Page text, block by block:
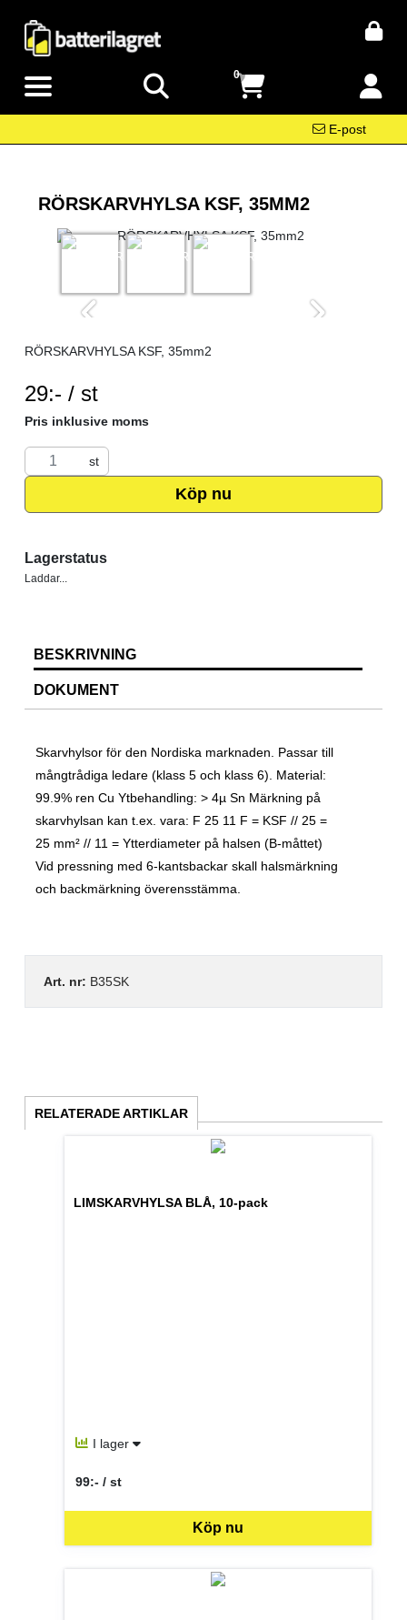
0
E-post
RÖRSKARVHYLSA KSF, 35MM2
RÖRSKARVHYLSA KSF, 35mm2
29:- / stSEK per ST
Pris inklusive moms
st
Köp nu
Lagerstatus
Laddar...
BESKRIVNING
DOKUMENT
Skarvhylsor för den Nordiska marknaden. Passar till
mångtrådiga ledare (klass 5 och klass 6). Material:
99.9% ren Cu Ytbehandling: > 4µ Sn Märkning på
skarvhylsan kan t.ex. vara: F 25 11 F = KSF // 25 =
25 mm² // 11 = Ytterdiameter på halsen (B-måttet)
Vid pressning med 6-kantsbackar skall halsmärkning
och backmärkning överensstämma.
Art. nr: B35SK
RELATERADE ARTIKLAR
LIMSKARVHYLSA BLÅ, 10-pack
I lager
Köp nu
99:- / st
SEK per ST